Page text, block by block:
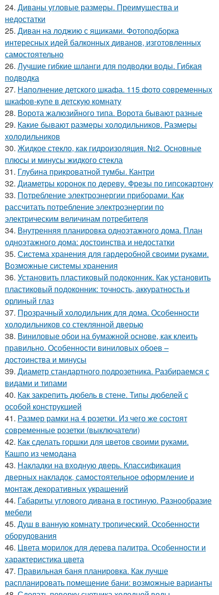
24. Диваны угловые размеры. Преимущества и
недостатки
25. Диван на лоджию с ящиками. Фотоподборка
интересных идей балконных диванов, изготовленных
самостоятельно
26. Лучшие гибкие шланги для подводки воды. Гибкая
подводка
27. Наполнение детского шкафа. 115 фото современных
шкафов-купе в детскую комнату
28. Ворота жалюзийного типа. Ворота бывают разные
29. Какие бывают размеры холодильников. Размеры
холодильников
30. Жидкое стекло, как гидроизоляция. №2. Основные
плюсы и минусы жидкого стекла
31. Глубина прикроватной тумбы. Кантри
32. Диаметры коронок по дереву. Фрезы по гипсокартону
33. Потребление электроэнергии приборами. Как
рассчитать потребление электроэнергии по
электрическим величинам потребителя
34. Внутренняя планировка одноэтажного дома. План
одноэтажного дома: достоинства и недостатки
35. Система хранения для гардеробной своими руками.
Возможные системы хранения
36. Установить пластиковый подоконник. Как установить
пластиковый подоконник: точность, аккуратность и
орлиный глаз
37. Прозрачный холодильник для дома. Особенности
холодильников со стеклянной дверью
38. Виниловые обои на бумажной основе, как клеить
правильно. Особенности виниловых обоев –
достоинства и минусы
39. Диаметр стандартного подрозетника. Разбираемся с
видами и типами
40. Как закрепить дюбель в стене. Типы дюбелей с
особой конструкцией
41. Размер рамки на 4 розетки. Из чего же состоят
современные розетки (выключатели)
42. Как сделать горшки для цветов своими руками.
Кашпо из чемодана
43. Накладки на входную дверь. Классификация
дверных накладок, самостоятельное оформление и
монтаж декоративных украшений
44. Габариты углового дивана в гостиную. Разнообразие
мебели
45. Душ в ванную комнату тропический. Особенности
оборудования
46. Цвета морилок для дерева палитра. Особенности и
характеристика цвета
47. Правильная баня планировка. Как лучше
распланировать помещение бани: возможные варианты